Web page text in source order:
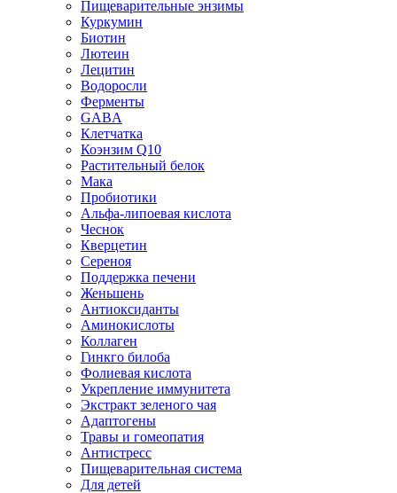
Пищеварительные энзимы
Куркумин
Биотин
Лютеин
Лецитин
Водоросли
Ферменты
GABA
Клетчатка
Коэнзим Q10
Растительный белок
Мака
Пробиотики
Альфа-липоевая кислота
Чеснок
Кверцетин
Сереноя
Поддержка печени
Женьшень
Антиоксиданты
Аминокислоты
Коллаген
Гинкго билоба
Фолиевая кислота
Укрепление иммунитета
Экстракт зеленого чая
Адаптогены
Травы и гомеопатия
Антистресс
Пищеварительная система
Для детей